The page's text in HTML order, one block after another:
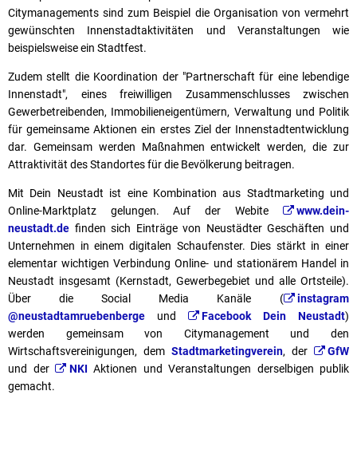
Citymanagements sind zum Beispiel die Organisation von vermehrt
gewünschten Innenstadtaktivitäten und Veranstaltungen wie
beispielsweise ein Stadtfest.
Zudem stellt die Koordination der "Partnerschaft für eine lebendige
Innenstadt", eines freiwilligen Zusammenschlusses zwischen
Gewerbetreibenden, Immobilieneigentümern, Verwaltung und Politik
für gemeinsame Aktionen ein erstes Ziel der Innenstadtentwicklung
dar. Gemeinsam werden Maßnahmen entwickelt werden, die zur
Attraktivität des Standortes für die Bevölkerung beitragen.
Mit Dein Neustadt ist eine Kombination aus Stadtmarketing und
Online-Marktplatz gelungen. Auf der Webite
www.dein-
neustadt.de finden sich Einträge von Neustädter Geschäften und
Unternehmen in einem digitalen Schaufenster. Dies stärkt in einer
elementar wichtigen Verbindung Online- und stationärem Handel in
Neustadt insgesamt (Kernstadt, Gewerbegebiet und alle Ortsteile).
Über die Social Media Kanäle (
instagram
@neustadtamruebenberge und Facebook Dein Neustadt)
werden gemeinsam von Citymanagement und den
Wirtschaftsvereinigungen, dem Stadtmarketingverein, der
GfW
und der
NKI Aktionen und Veranstaltungen derselbigen publik
gemacht.